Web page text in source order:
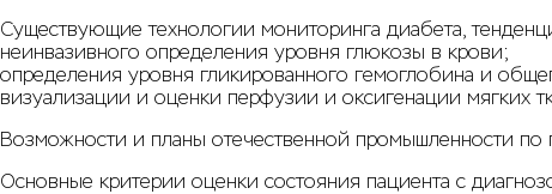
Существующие технологии мониторинга диабета,
неинвазивного определения уровня глюкозы в крови;
определения уровня гликированного гемоглобина и
визуализации и оценки перфузии и оксигенации мягких
Возможности и планы отечественной промышленности
Основные критерии оценки состояния пациента с